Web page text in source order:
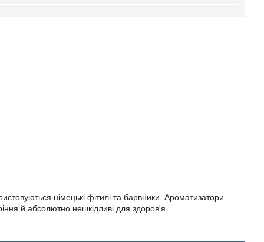
німецькі фітилі та барвники. Ароматизатори
й абсолютно нешкідливі для здоров'я.